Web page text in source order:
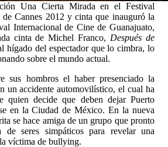
Una Cierta Mirada en el Festival
Cannes 2012 y cinta que inauguró la
Internacional de Cine de Guanajuato,
cinta de Michel Franco, Después de
hígado del espectador que lo cimbra, lo
sobre el mundo actual.
sus hombros el haber presenciado la
un accidente automovilístico, el cual ha
quien decide que deben dejar Puerto
en la Ciudad de México. En la nueva
se hace amiga de un grupo que pronto
de seres simpáticos para revelar una
víctima de bullying.